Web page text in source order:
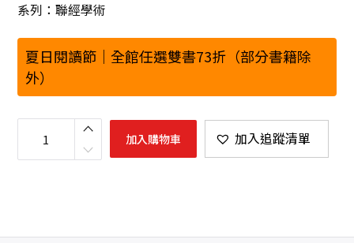
系列：聯經學術
夏日閱讀節｜全館任選雙書73折（部分書籍除
外）
中
化
量
加入購物車 加入追蹤清單